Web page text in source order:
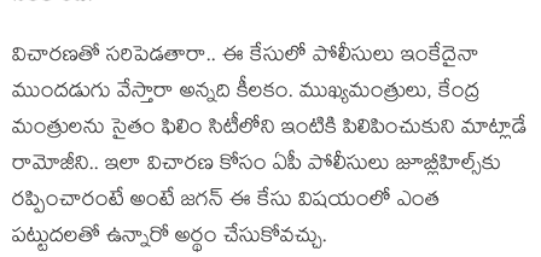
విచారణతో సరిపెడతారా.. ఈ కేసులో పోలీసులు ఇంకేదైనా
ముందడుగు వేస్తారా అన్నది కీలకం. ముఖ్యమంత్రులు, కేంద్ర
మంత్రులను సైతం ఫిలిం సిటీలోని ఇంటికి పిలిపించుకుని మాట్లాడే
రామోజీని.. ఇలా విచారణ కోసం ఏపీ పోలీసులు జూబ్లీహిల్స్‌కు
రప్పించారంటే అంటే జగన్ ఈ కేసు విషయంలో ఎంత
పట్టుదలతో ఉన్నారో అర్థం చేసుకోవచ్చు.